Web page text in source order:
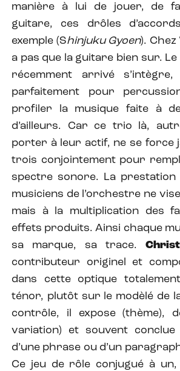
manière à lui de jouer, de
guitare, ces drôles
exemple (Shinjuku Gyoen). Chez
a pas que la guitare bien sur.
récemment arrivé s’intègre,
parfaitement pour
profiler la musique faite à
d’ailleurs. Car ce trio là,
porter à leur actif, ne se force
trois conjointement pour
spectre sonore. La prestation
musiciens de l’orchestre ne
mais à la multiplication des
effets produits. Ainsi chaque
sa marque, sa trace.
contributeur originel et
dans cette optique
ténor, plutôt sur le modèlé de
contrôle, il expose (thème),
variation) et souvent
d’une phrase ou d’un
Ce jeu de rôle conjugué à